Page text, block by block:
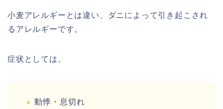
小麦アレルギーとは違い、ダニによって引き起こされ
るアレルギーです。
症状としては、
動悸・息切れ